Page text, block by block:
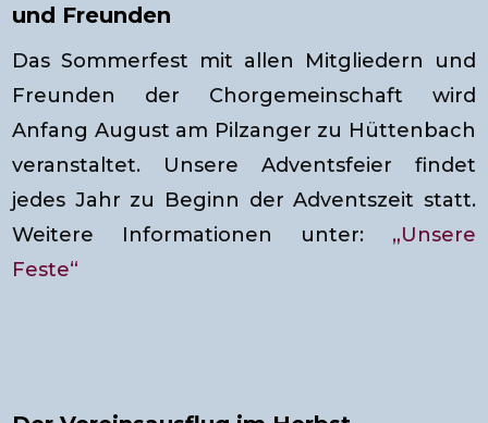
und Freunden
Das Sommerfest mit allen Mitgliedern und
Freunden der Chorgemeinschaft wird
Anfang August am Pilzanger zu Hüttenbach
veranstaltet. Unsere Adventsfeier findet
jedes Jahr zu Beginn der Adventszeit statt.
Weitere Informationen unter: „Unsere
Feste“